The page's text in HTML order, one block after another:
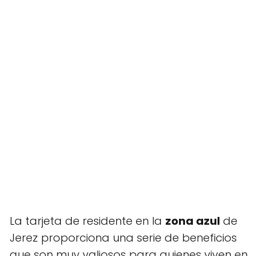
La tarjeta de residente en la zona azul de
Jerez proporciona una serie de beneficios